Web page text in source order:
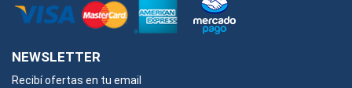
NEWSLETTER
Recibí ofertas en tu email